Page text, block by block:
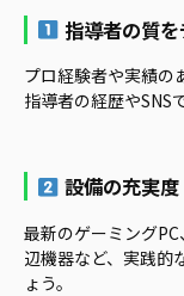
指導者の質
プロ経験者や実績の
指導者の経歴やSNS
設備の充実度
最新のゲーミング
辺機器など、実践的
ょう。